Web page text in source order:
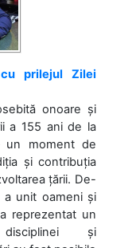
prilejul Zilei
onoare și
a 155 ani de la
un moment de
și contribuția
țării. De-
a unit oameni și
reprezentat un
și